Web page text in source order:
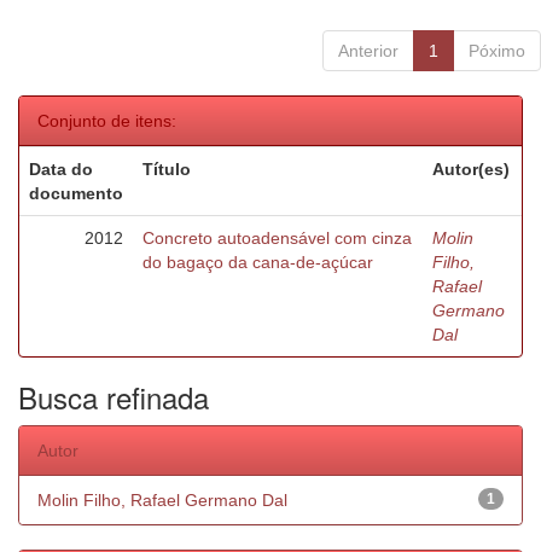
Anterior 1 Póximo
Conjunto de itens:
Data do
documento
Título Autor(es)
2012
Concreto autoadensável com cinza
do bagaço da cana-de-açúcar
Molin
Filho,
Rafael
Germano
Dal
Busca refinada
Autor
1
Molin Filho, Rafael Germano Dal